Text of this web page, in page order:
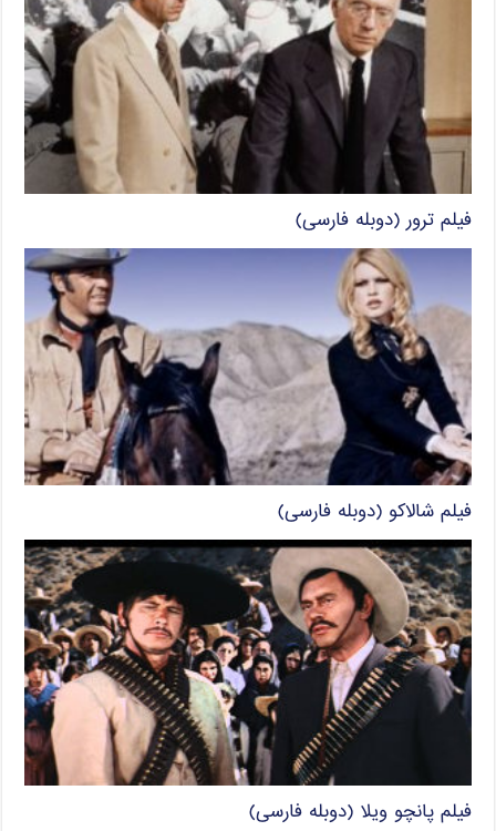
فیلم ترور (دوبله فارسی)
فیلم شالاکو (دوبله فارسی)
فیلم پانچو ویلا (دوبله فارسی)